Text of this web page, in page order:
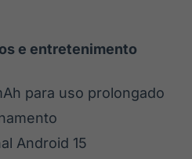
e entretenimento
para uso prolongado
Android 15